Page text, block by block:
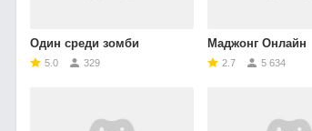
Один среди зомби
5.0 329
Маджонг Онлайн
2.7 5 634